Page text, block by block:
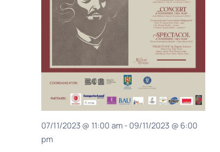
07/11/2023 @ 11:00 am - 09/11/2023 @ 6:00
pm